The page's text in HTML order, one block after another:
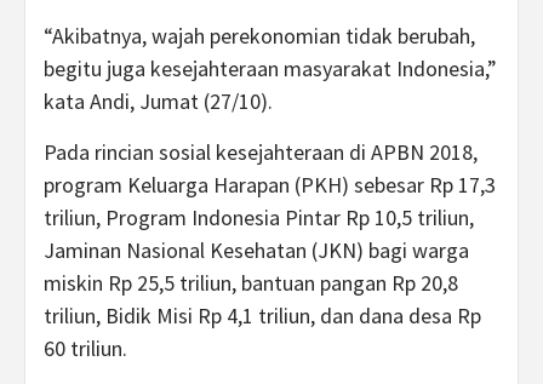
“Akibatnya, wajah perekonomian tidak berubah,
begitu juga kesejahteraan masyarakat Indonesia,”
kata Andi, Jumat (27/10).
Pada rincian sosial kesejahteraan di APBN 2018,
program Keluarga Harapan (PKH) sebesar Rp 17,3
triliun, Program Indonesia Pintar Rp 10,5 triliun,
Jaminan Nasional Kesehatan (JKN) bagi warga
miskin Rp 25,5 triliun, bantuan pangan Rp 20,8
triliun, Bidik Misi Rp 4,1 triliun, dan dana desa Rp
60 triliun.